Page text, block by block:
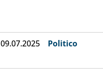
09.07.2025 Politico